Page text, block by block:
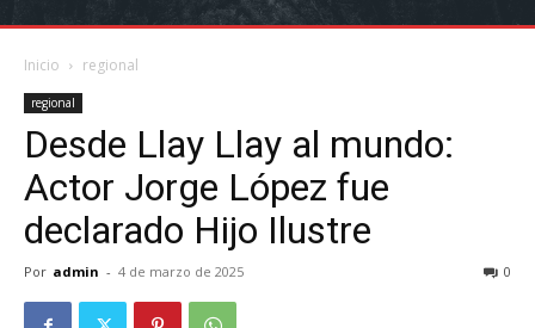
Inicio regional
regional
Desde Llay Llay al mundo:
Actor Jorge López fue
declarado Hijo Ilustre
Por admin - 4 de marzo de 2025 0